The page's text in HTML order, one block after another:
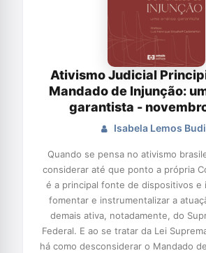
Ativismo Judicial
Mandado de Injunção:
garantista -
Isabela Lemos
Quando se pensa no ativismo
considerar até que ponto a própria
é a principal fonte de dispositivos e
fomentar e instrumentalizar a
demais ativa, notadamente, do
Federal. E ao se tratar da Lei
há como desconsiderar o Mandado